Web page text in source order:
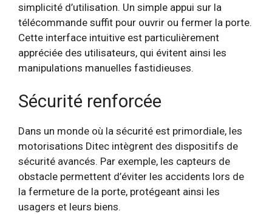
simplicité d’utilisation. Un simple appui sur la
télécommande suffit pour ouvrir ou fermer la porte.
Cette interface intuitive est particulièrement
appréciée des utilisateurs, qui évitent ainsi les
manipulations manuelles fastidieuses.
Sécurité renforcée
Dans un monde où la sécurité est primordiale, les
motorisations Ditec intègrent des dispositifs de
sécurité avancés. Par exemple, les capteurs de
obstacle permettent d’éviter les accidents lors de
la fermeture de la porte, protégeant ainsi les
usagers et leurs biens.